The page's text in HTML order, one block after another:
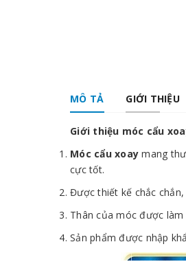
MÔ TẢ GIỚI THIỆU
Giới thiệu móc cẩu
Móc cẩu xoay mang
cực tốt.
Được thiết kế chắc
Thân của móc được
Sản phẩm được nhập